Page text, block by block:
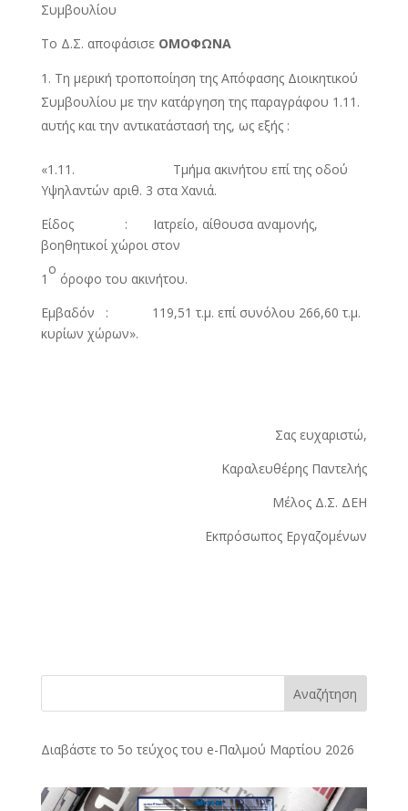
Συμβουλίου
Το Δ.Σ. αποφάσισε ΟΜΟΦΩΝΑ
Τη μερική τροποποίηση της Απόφασης Διοικητικού
Συμβουλίου με την κατάργηση της παραγράφου 1.11.
αυτής και την αντικατάστασή της, ως εξής :
«1.11. Τμήμα ακινήτου επί της οδού
Υψηλαντών αριθ. 3 στα Χανιά.
Είδος : Ιατρείο, αίθουσα αναμονής,
βοηθητικοί χώροι στον
1
ο
όροφο του ακινήτου.
Εμβαδόν : 119,51 τ.μ. επί συνόλου 266,60 τ.μ.
κυρίων χώρων».
Σας ευχαριστώ,
Καραλευθέρης Παντελής
Μέλος Δ.Σ. ΔΕΗ
Εκπρόσωπος Εργαζομένων
Αναζήτηση
Διαβάστε το 5ο τεύχος του e-Παλμού Μαρτίου 2026